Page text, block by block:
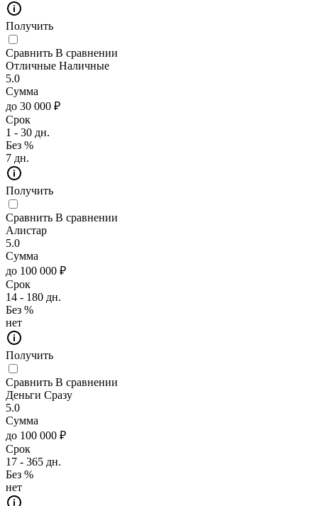
Получить
Сравнить В сравнении
Отличные Наличные
5.0
Сумма
до 30 000 ₽
Срок
1 - 30 дн.
Без %
7 дн.
Получить
Сравнить В сравнении
Алистар
5.0
Сумма
до 100 000 ₽
Срок
14 - 180 дн.
Без %
нет
Получить
Сравнить В сравнении
Деньги Сразу
5.0
Сумма
до 100 000 ₽
Срок
17 - 365 дн.
Без %
нет